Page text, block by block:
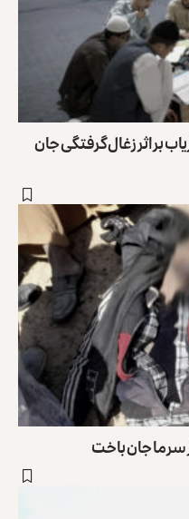
براثر زغال‌گرفتگی جان
سرما جان باخت